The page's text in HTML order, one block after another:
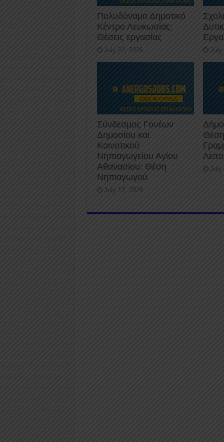
Πολυδύναμο Δημοτικό
Κέντρο Λευκωσίας:
Θέσεις εργασίας
July 22, 2026 July
Σύνδεσμος Γονέων
Δημοσίου και
Κοινοτικού
Νηπιαγωγείου Αγίου
Αθανασίου: Θέση
Νηπιαγωγού
July 17, 2026
July